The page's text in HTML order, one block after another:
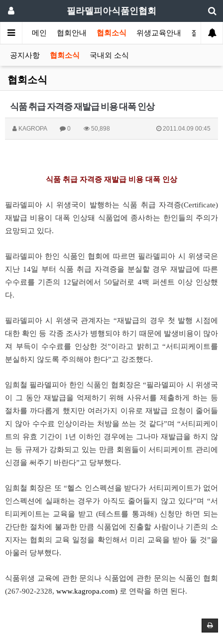
필라델피아식품인협회
메인 협회안내 협회소식 위생교육안내 질의답변
공지사항 협회소식 국내외 소식
협회소식
식품 취급 자격증 재발급 비용 대폭 인상
KAGROPA 0 50,898 2011.04.09 00:45
식품 취급 자격증 재발급 비용 대폭 인상
필라델피아 시 위생국이 발행하는 식품 취급 자격증(Certificate)
재발급 비용이 대폭 인상돼 식품업에 종사하는 한인들의
주의가
요망되고 있다.
필라델피아 한인 식품인 협회에 따르면 필라델피아 시
위생국은
지난 14일 부터 식품 취급 자격증을 분실할 경우 재발급에
따른
수수료를 기존의 12달러에서 50달러로 4백 퍼센트 이상 인상했
다.
필라델피아 시 위생국 관계자는 “재발급의 경우 첫 발행 시점에
대한 확인 등 각종 조사가 병행되야 하기 때문에 발생비용이
많아
져
부득이 수수료를 인상한 것”이라고 밝히고 “서티피케이트를
분실하지
않도록 주의해야 한다”고 강조했다.
임희철 필라델피아 한인 식품인 협회장은 “필라델피아 시
위생국
이
그 동안 재발급을 억제하기 위해 사유서를 제출하게 하는 등
절차를 까다롭게 했지만 여러가지 이유로 재발급 요청이
줄어들
지
않아 수수료 인상이라는 처방을 쓰는 것 같다”며 “서티피케이
트의
유효 기간이 1 년 이하인 경우에는 그나마 재발급을 하지
않
는 등 규제가 강화되고 있는 만큼 회원들이 서티피케이트 관리에
신경을 써주기 바란다”고 당부했다.
임희철 회장은 또 “헬스 인스펙션을 받다가 서티피케이트가 없어
인스펙션에
실패하는 경우가 아직도 줄어들지 않고 있다”며 “서
티피케이트는 교육을 받고 (테스트를 통과해) 신청만 하면
되는
간단한 절차에 불과한 만큼 식품업에 진출할 사람이나 기존의
소
지자는 협회의 교육 일정을 확인해서 미리 교육을 받아 둘 것”을
아울러 당부했다.
식품위생 교육에 관한 문의나 식품업에 관한 문의는 식품인
협회
(267-902-2328, www.kagropa.com) 로 연락을 하면 된다.